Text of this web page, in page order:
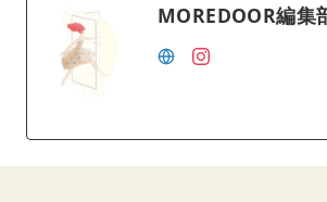
MOREDOOR編集